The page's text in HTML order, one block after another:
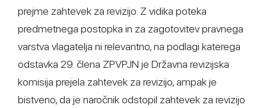
prejme zahtevek za revizijo. Z vidika poteka
predmetnega postopka in za zagotovitev pravnega
varstva vlagatelja ni relevantno, na podlagi katerega
odstavka 29. člena ZPVPJN je Državna revizijska
komisija prejela zahtevek za revizijo, ampak je
bistveno, da je naročnik odstopil zahtevek za revizijo